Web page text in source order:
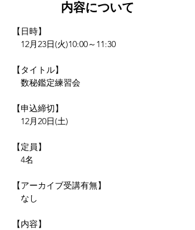
内容について
【日時】
12月23日(火)10:00～11:30
【タイトル】
数秘鑑定練習会
【申込締切】
12月20日(土)
【定員】
4名
【アーカイブ受講有無】
なし
【内容】